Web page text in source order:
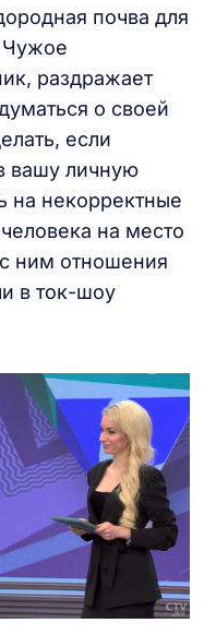
почва для
Чужое
раздражает
о своей
если
вашу личную
на некорректные
на место
ним отношения
в ток-шоу